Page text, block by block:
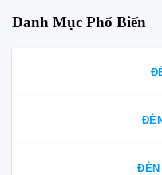
Danh Mục Phổ Biến
ĐÈN